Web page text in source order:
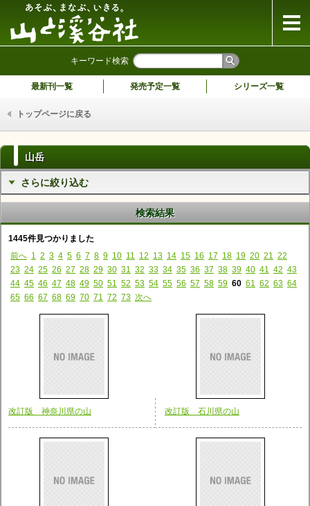
キーワード検索
最新刊一覧 発売予定一覧 シリーズ一覧
トップページに戻る
山岳
さらに絞り込む
検索結果
1445件見つかりました
前へ 1 2 3 4 5 6 7 8 9 10 11 12 13 14 15 16 17 18 19 20 21
22
23 24 25 26 27 28 29 30 31 32 33 34 35 36 37 38 39 40 41 42 43
44 45 46 47 48 49 50 51 52 53 54 55 56 57 58 59 60 61 62 63 64
65 66 67 68 69 70 71 72 73 次へ
改訂版 神奈川県の山 改訂版 石川県の山